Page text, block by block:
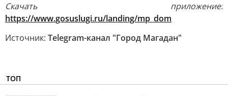
Cкачать приложение:
https://www.gosuslugi.ru/landing/mp_dom
Источник: Telegram-канал "Город Магадан"
ТОП